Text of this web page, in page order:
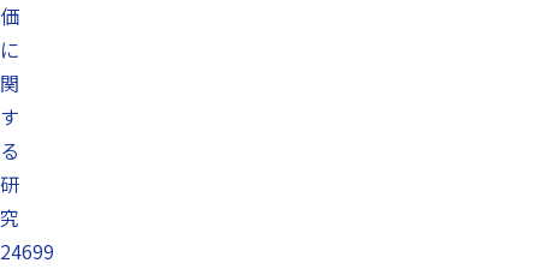
価
に
関
す
る
研
究
24699